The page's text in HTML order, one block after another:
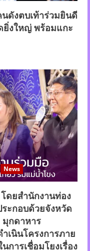
ดังตบเท้าร่วมยินดี
ยิ่งใหญ่ พร้อมแกะ
News
ดยสำนักงานท่อง
ะกอบด้วยจังหวัด
มุกดาหาร
เนินโครงการภาย
ารเชื่อมโยงเรื่อง